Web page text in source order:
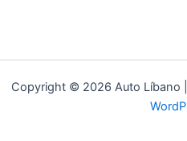
Copyright © 2026 Auto Líbano